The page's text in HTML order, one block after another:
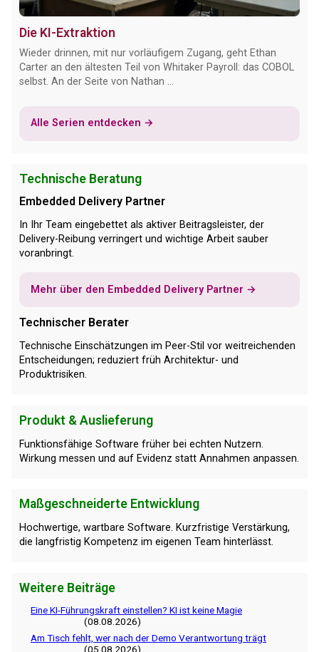
Die KI-Extraktion
Wieder drinnen, mit nur vorläufigem Zugang, geht Ethan
Carter an den ältesten Teil von Whitaker Payroll: das COBOL
selbst. An der Seite von Nathan ...
Alle Serien entdecken →
Technische Beratung
Embedded Delivery Partner
In Ihr Team eingebettet als aktiver Beitragsleister, der
Delivery-Reibung verringert und wichtige Arbeit sauber
voranbringt.
Mehr über den Embedded Delivery Partner →
Technischer Berater
Technische Einschätzungen im Peer-Stil vor weitreichenden
Entscheidungen; reduziert früh Architektur- und
Produktrisiken.
Produkt & Auslieferung
Funktionsfähige Software früher bei echten Nutzern.
Wirkung messen und auf Evidenz statt Annahmen anpassen.
Maßgeschneiderte Entwicklung
Hochwertige, wartbare Software. Kurzfristige Verstärkung,
die langfristig Kompetenz im eigenen Team hinterlässt.
Weitere Beiträge
Eine KI-Führungskraft einstellen? KI ist keine Magie
(08.08.2026)
Am Tisch fehlt, wer nach der Demo Verantwortung trägt
(05.08.2026)